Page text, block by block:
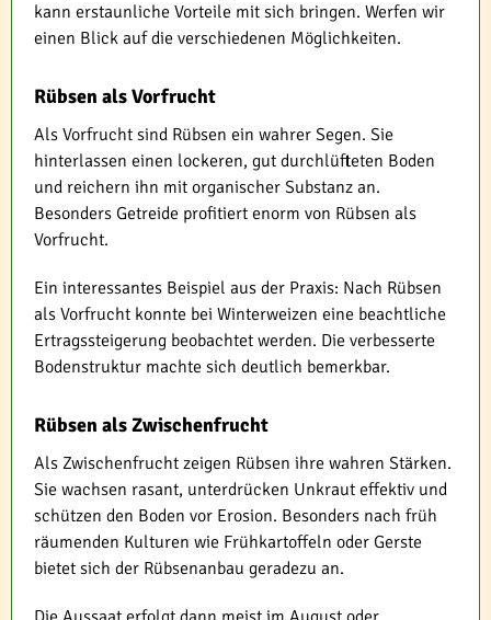
kann erstaunliche Vorteile mit sich bringen. Werfen wir
einen Blick auf die verschiedenen Möglichkeiten.
Rübsen als Vorfrucht
Als Vorfrucht sind Rübsen ein wahrer Segen. Sie
hinterlassen einen lockeren, gut durchlüfteten Boden
und reichern ihn mit organischer Substanz an.
Besonders Getreide profitiert enorm von Rübsen als
Vorfrucht.
Ein interessantes Beispiel aus der Praxis: Nach Rübsen
als Vorfrucht konnte bei Winterweizen eine beachtliche
Ertragssteigerung beobachtet werden. Die verbesserte
Bodenstruktur machte sich deutlich bemerkbar.
Rübsen als Zwischenfrucht
Als Zwischenfrucht zeigen Rübsen ihre wahren Stärken.
Sie wachsen rasant, unterdrücken Unkraut effektiv und
schützen den Boden vor Erosion. Besonders nach früh
räumenden Kulturen wie Frühkartoffeln oder Gerste
bietet sich der Rübsenanbau geradezu an.